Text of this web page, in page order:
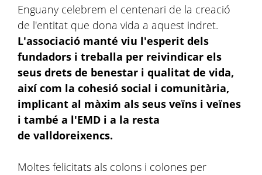
Enguany celebrem el centenari de la creació
de l'entitat que dona vida a aquest indret.
L'associació manté viu l'esperit dels
fundadors i treballa per reivindicar els
seus drets de benestar i qualitat de vida,
així com la cohesió social i comunitària,
implicant al màxim als seus veïns i veïnes
i també a l'EMD i a la resta
de valldoreixencs.
Moltes felicitats als colons i colones per